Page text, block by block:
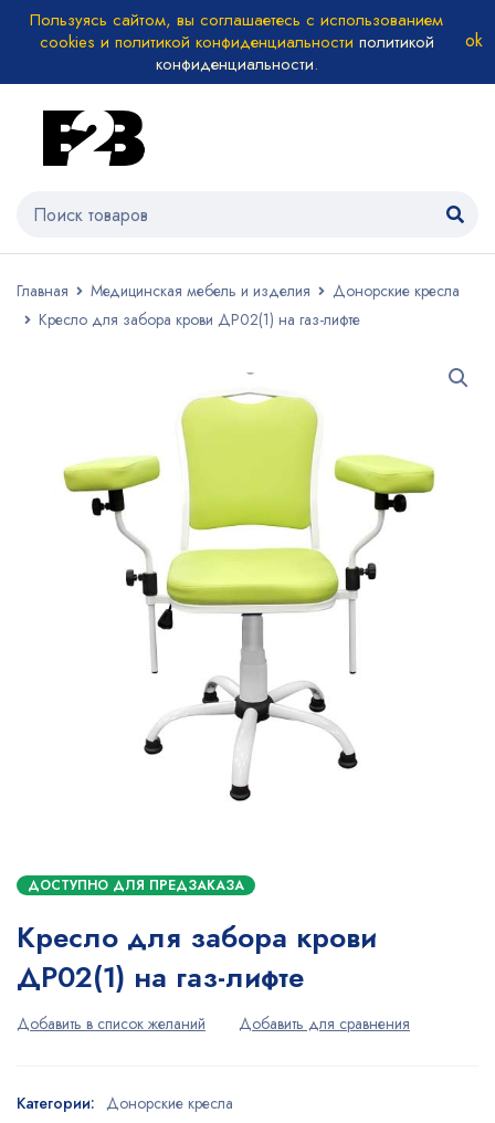
Пользуясь сайтом, вы соглашаетесь с использованием
cookies и политикой конфиденциальности политикой
конфиденциальности.
Главная Медицинская мебель и изделия
Донорские кресла
Кресло для забора крови ДР02(1) на газ-лифте
ДОСТУПНО ДЛЯ ПРЕДЗАКАЗА
Кресло для забора крови
ДР02(1) на газ-лифте
Категории: Донорские кресла